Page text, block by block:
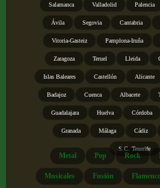
Salamanca Valladolid Palencia
Ávila Segovia Cantabria
Vitoria-Gasteiz Pamplona-Iruña
Zaragoza Teruel Lleida
Islas Baleares Castellón Alicante
Badajoz Cuenca Albacete
Guadalajara Huelva Córdoba
Granada Málaga Cádiz
S.C. Tenerife
Metal Pop Rock
Musicales Fusión